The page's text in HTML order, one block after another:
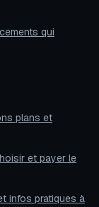
qui
plans et
et payer le
infos pratiques à